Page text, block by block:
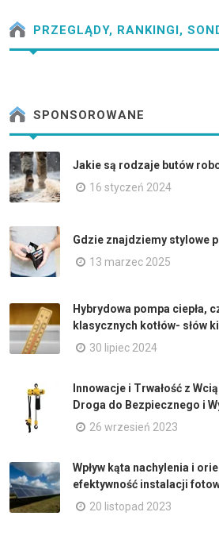
PRZEGLĄDY, RANKINGI,
SPONSOROWANE
Jakie są rodzaje butów
16 styczeń 2024
Gdzie znajdziemy stylowe
13 marzec 2025
Hybrydowa pompa ciepła,
klasycznych kotłów- słów
30 lipiec 2024
Innowacje i Trwałość z
Droga do Bezpiecznego i
26 wrzesień 2023
Wpływ kąta nachylenia i
efektywność instalacji
20 listopad 2023